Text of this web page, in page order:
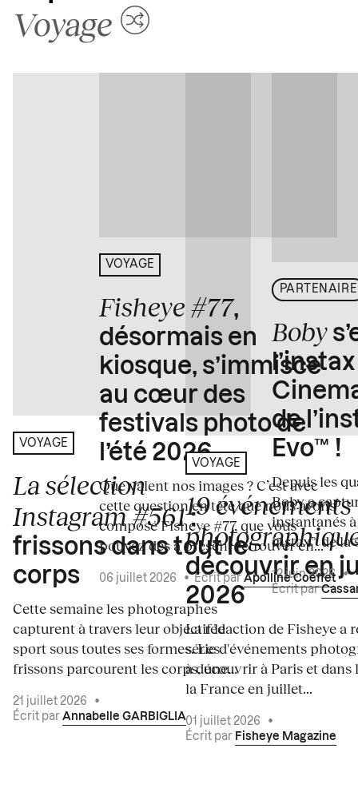
Voyage
VOYAGE
La sélection
Instagram #561:
frissons dans tout le
corps
Cette semaine les photographes
capturent à travers leur objectif le
sport sous toutes ses formes. Les
frissons parcourent les corps, une...
21 juillet 2026
•
Écrit par Annabelle GARBIGLIA
VOYAGE
Fisheye #77,
désormais en
kiosque, s’immisce
au cœur des
festivals photo de
l’été 2026
Que valent nos images ? C’est avec
cette question en tête que nous avons
composé Fisheye #77, que vous
pouvez dès à présent retrouver en...
06 juillet 2026 •Écrit par Apolline Coëffet
VOYAGE
19 événements
découvrir en
2026
La rédaction de Fisheye a
série d'événements
à découvrir à Paris et dans
la France en juillet...
01 juillet 2026
•
Écrit par Fisheye Magazine
PARTENAIRE
Boby
de
Evo™ !
Depuis les
Boby a
instantanés
instax™ de la
12 juin 2026 •
Écrit par